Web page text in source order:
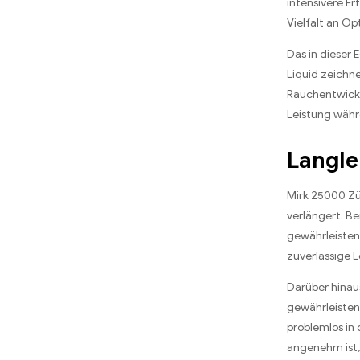
Vielfalt an
Das in dieser
Liquid
Leistung
Mirk 25000
verlängert.
gewährleisten
zuverlässige
Darüber
problemlos in
angenehm ist,